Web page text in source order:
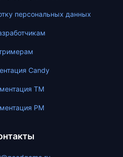
персональных данных
Candy
ТМ
PM